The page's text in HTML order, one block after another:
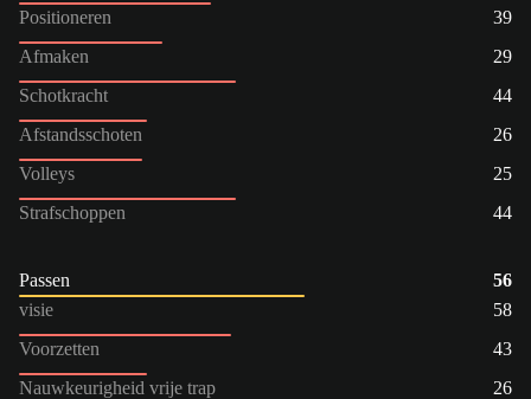
Positioneren
39
Afmaken
29
Schotkracht
44
Afstandsschoten
26
Volleys
25
Strafschoppen
44
Passen
56
visie
58
Voorzetten
43
Nauwkeurigheid vrije trap
26